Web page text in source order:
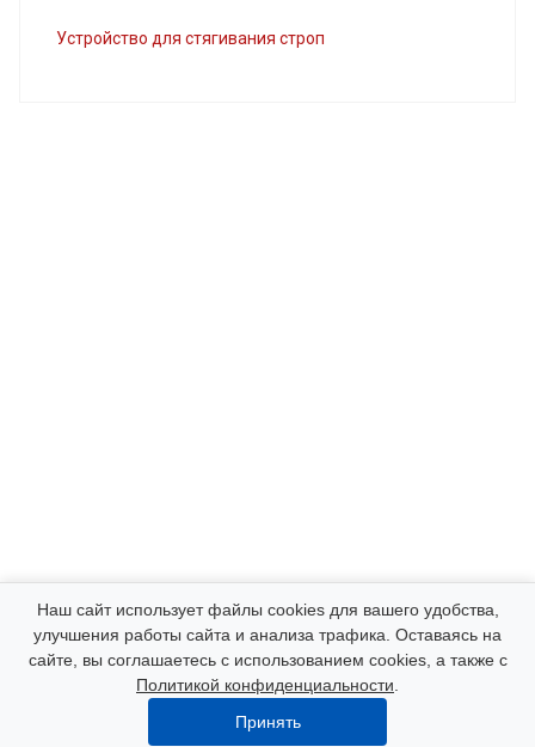
Устройство для стягивания строп
Компания
Каталог
Наш сайт использует файлы cookies для вашего удобства,
улучшения работы сайта и анализа трафика. Оставаясь на
сайте, вы соглашаетесь с использованием cookies, а также с
Политикой конфиденциальности
Принять